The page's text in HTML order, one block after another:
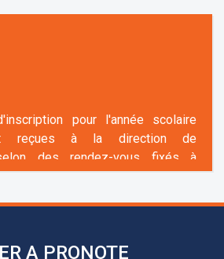
des rendez-vous fixés à
A PRONOTE